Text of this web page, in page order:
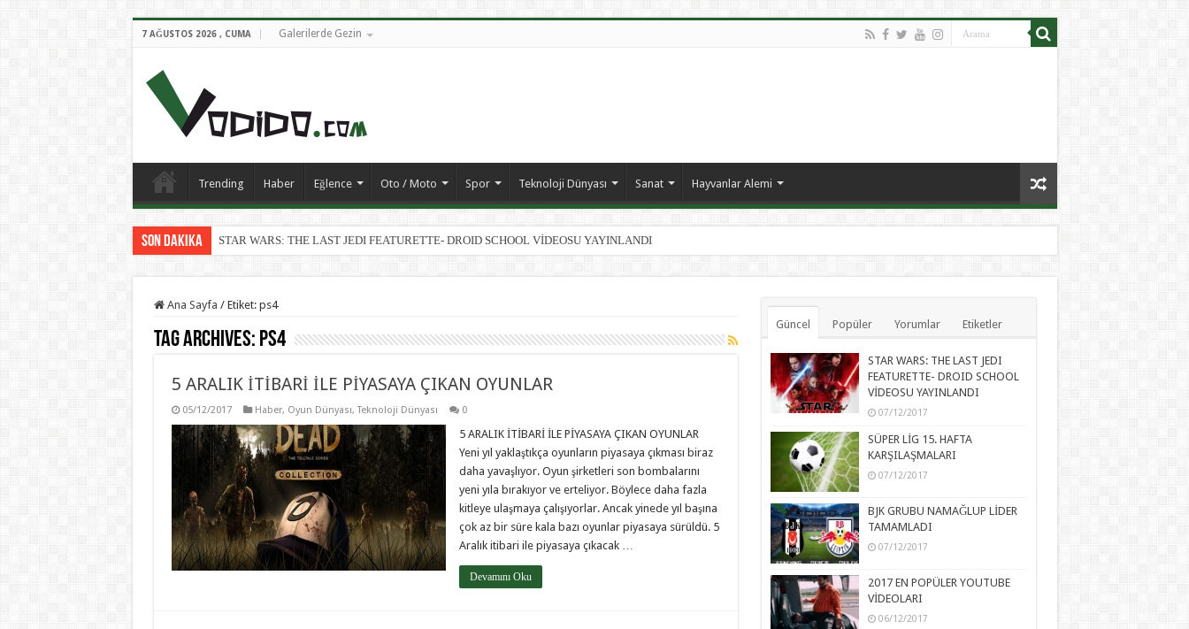
7 AĞUSTOS 2026 , CUMA Galerilerde Gezin
Trending Haber Eğlence Oto / Moto Spor Teknoloji Dünyası Sanat Hayvanlar Alemi
Son Dakika STAR WARS: THE LAST JEDI FEATURETTE- DROID SCHOOL VİDEOSU YAYINLANDI
Ana Sayfa / Etiket: ps4
Tag Archives: ps4
5 ARALIK İTİBARİ İLE PİYASAYA ÇIKAN OYUNLAR
05/12/2017 Haber, Oyun Dünyası,Teknoloji Dünyası 0
5 ARALIK İTİBARİ İLE PİYASAYA ÇIKAN OYUNLAR
Yeni yıl yaklaştıkça oyunların piyasaya çıkması biraz
daha yavaşlıyor. Oyun şirketleri son bombalarını
yeni yıla bırakıyor ve erteliyor. Böylece daha fazla
kitleye ulaşmaya çalışıyorlar. Ancak yinede yıl başına
çok az bir süre kala bazı oyunlar piyasaya sürüldü. 5
Aralık itibari ile piyasaya çıkacak …
Devamını Oku
Güncel Popüler Yorumlar Etiketler
STAR WARS: THE LAST JEDI
FEATURETTE- DROID SCHOOL
VİDEOSU YAYINLANDI
07/12/2017
SÜPER LİG 15. HAFTA
KARŞILAŞMALARI
07/12/2017
BJK GRUBU NAMAĞLUP LİDER
TAMAMLADI
07/12/2017
2017 EN POPÜLER YOUTUBE
VİDEOLARI
06/12/2017